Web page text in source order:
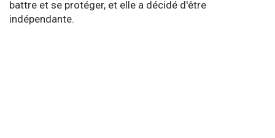
battre et se protéger, et elle a décidé d'être
indépendante.